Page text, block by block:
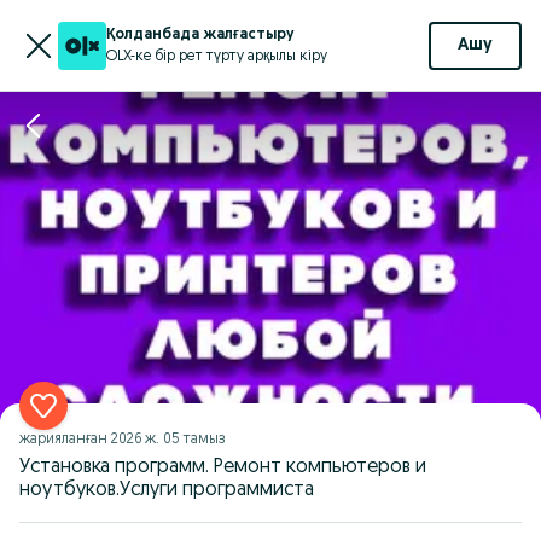
Қолданбада жалғастыру
OLX-ке бір рет түрту арқылы кіру
Ашу
жарияланған 2026 ж. 05 тамыз
Установка программ. Ремонт компьютеров и
ноутбуков.Услуги программиста